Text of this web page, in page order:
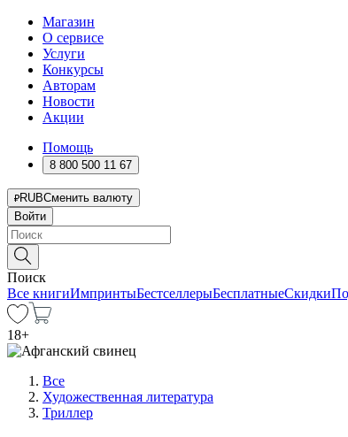
Магазин
О сервисе
Услуги
Конкурсы
Авторам
Новости
Акции
Помощь
8 800 500 11 67
RUBСменить валюту
Войти
Поиск
Все книгиИмпринтыБестселлерыБесплатныеСкидки
18+
Все
Художественная литература
Триллер